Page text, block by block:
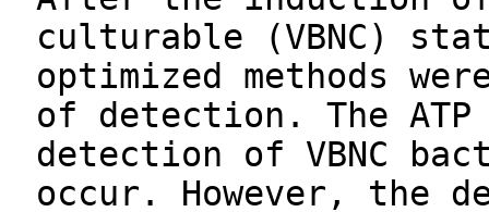
culturable (VBNC)
optimized methods
of detection. The
detection of VBNC
occur. However, the